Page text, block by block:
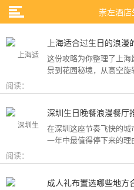
崇左酒
上海适合过生日的浪漫
这份攻略为你整理了上
景到花园秘境，从高空旋
阅读：
深圳生日晚餐浪漫餐厅
在深圳这座节奏飞快的
一年中最值得停下来的
天从“普通”变成“终生难
还是被鲜花与海风包裹
阅读：